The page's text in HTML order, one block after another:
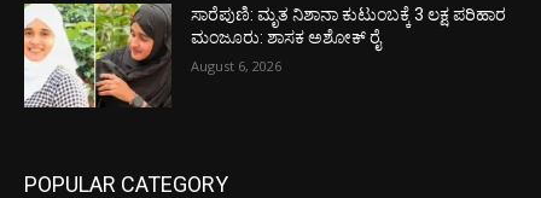
ಸಾರೆಪುಣಿ: ಮೃತ ನಿಶಾನಾ ಕುಟುಂಬಕ್ಕೆ 3 ಲಕ್ಷ ಪರಿಹಾರ
ಮಂಜೂರು: ಶಾಸಕ ಅಶೋಕ್ ರೈ
August 6, 2026
POPULAR CATEGORY